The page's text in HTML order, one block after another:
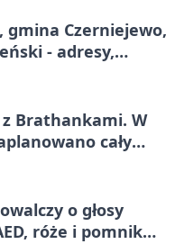
gmina Czerniejewo,
- adresy,
Brathankami. W
cały
o głosy
róże i pomnik